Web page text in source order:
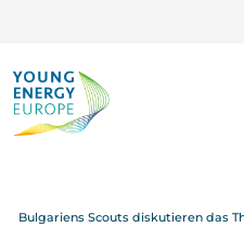
Bulgariens Scouts diskutieren das